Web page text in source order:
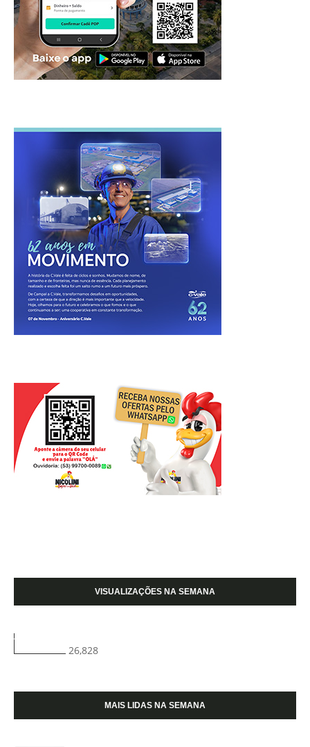
VISUALIZAÇÕES NA SEMANA
26,828
MAIS LIDAS NA SEMANA